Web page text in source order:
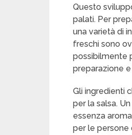
Questo
palati. Per
una varietà di
freschi sono
possibilmente
preparazione
Gli ingredienti
per la salsa.
essenza
per le persone